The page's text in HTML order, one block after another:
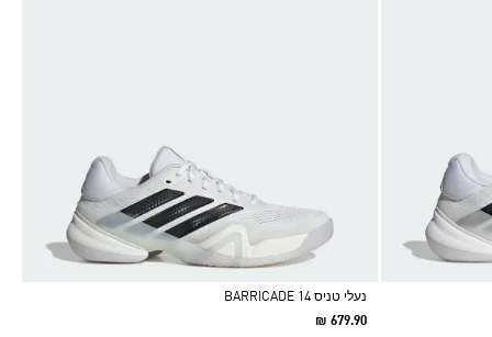
נעלי טניס BARRICADE 14
₪ 679.90